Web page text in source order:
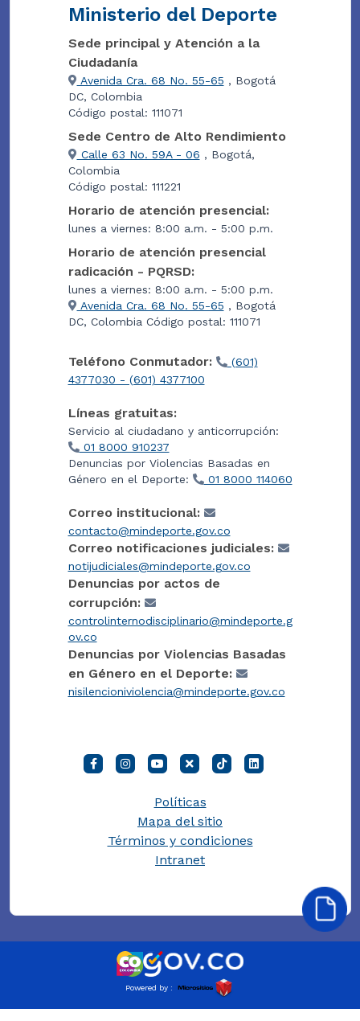
Ministerio del Deporte
Sede principal y Atención a la
Ciudadanía
Avenida Cra. 68 No. 55-65 , Bogotá
DC, Colombia
Código postal: 111071
Sede Centro de Alto Rendimiento
Calle 63 No. 59A - 06 , Bogotá,
Colombia
Código postal: 111221
Horario de atención presencial:
lunes a viernes: 8:00 a.m. - 5:00 p.m.
Horario de atención presencial
radicación - PQRSD:
lunes a viernes: 8:00 a.m. - 5:00 p.m.
Avenida Cra. 68 No. 55-65 , Bogotá
DC, Colombia Código postal: 111071
Teléfono Conmutador:
(601)
4377030 - (601) 4377100
Líneas gratuitas:
Servicio al ciudadano y anticorrupción:
01 8000 910237
Denuncias por Violencias Basadas en
Género en el Deporte:
01 8000 114060
Correo institucional:
contacto@mindeporte.gov.co
Correo notificaciones judiciales:
notijudiciales@mindeporte.gov.co
Denuncias por actos de
corrupción:
controlinternodisciplinario@mindeporte.g
ov.co
Denuncias por Violencias Basadas
en Género en el Deporte:
nisilencioniviolencia@mindeporte.gov.co
Políticas
Mapa del sitio
Términos y condiciones
Intranet
Powered by :